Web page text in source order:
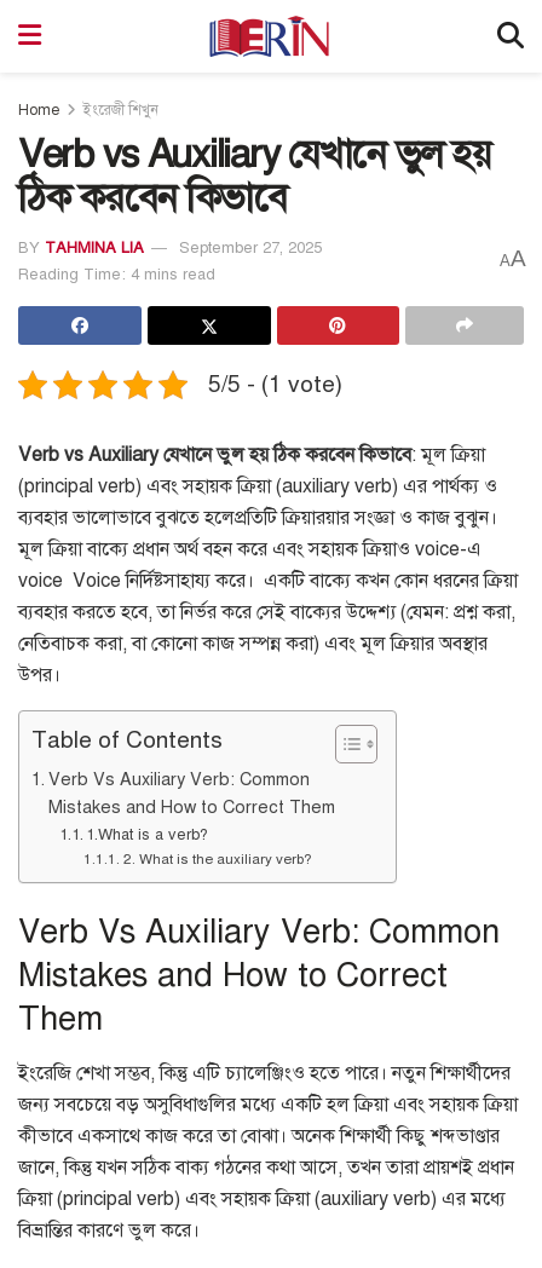
Home ইংরেজী শিখুন
Verb vs Auxiliary যেখানে ভুল হয়
ঠিক করবেন কিভাবে
BY TAHMINA LIA
September 27, 2025
Reading Time: 4 mins read
AA
5/5 - (1 vote)
Verb vs Auxiliary যেখানে ভুল হয় ঠিক করবেন কিভাবে: মূল ক্রিয়া
(principal verb) এবং সহায়ক ক্রিয়া (auxiliary verb) এর পার্থক্য ও
ব্যবহার ভালোভাবে বুঝতে হলেপ্রতিটি ক্রিয়ারয়ার সংজ্ঞা ও কাজ বুঝুন।
মূল ক্রিয়া বাক্যে প্রধান অর্থ বহন করে এবং সহায়ক ক্রিয়াও voice-এ
voice Voice নির্দিষ্টসাহায্য করে। একটি বাক্যে কখন কোন ধরনের ক্রিয়া
ব্যবহার করতে হবে, তা নির্ভর করে সেই বাক্যের উদ্দেশ্য (যেমন: প্রশ্ন করা,
নেতিবাচক করা, বা কোনো কাজ সম্পন্ন করা) এবং মূল ক্রিয়ার অবস্থার
উপর।
Table of Contents
Verb Vs Auxiliary Verb: Common
Mistakes and How to Correct Them
1.What is a verb?
2. What is the auxiliary verb?
Verb Vs Auxiliary Verb: Common
Mistakes and How to Correct
Them
ইংরেজি শেখা সম্ভব, কিন্তু এটি চ্যালেঞ্জিংও হতে পারে। নতুন শিক্ষার্থীদের
জন্য সবচেয়ে বড় অসুবিধাগুলির মধ্যে একটি হল ক্রিয়া এবং সহায়ক ক্রিয়া
কীভাবে একসাথে কাজ করে তা বোঝা। অনেক শিক্ষার্থী কিছু শব্দভাণ্ডার
জানে, কিন্তু যখন সঠিক বাক্য গঠনের কথা আসে, তখন তারা প্রায়শই প্রধান
ক্রিয়া (principal verb) এবং সহায়ক ক্রিয়া (auxiliary verb) এর মধ্যে
বিভ্রান্তির কারণে ভুল করে।